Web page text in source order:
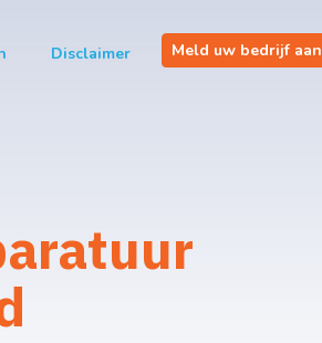
Disclaimer Meld uw bedrijf aan